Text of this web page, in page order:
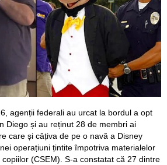
agenții federali au urcat la bordul a opt
Diego și au reținut 28 de membri ai
care și câțiva de pe o navă a Disney
operațiuni țintite împotriva materialelor
(CSEM). S-a constatat că 27 dintre